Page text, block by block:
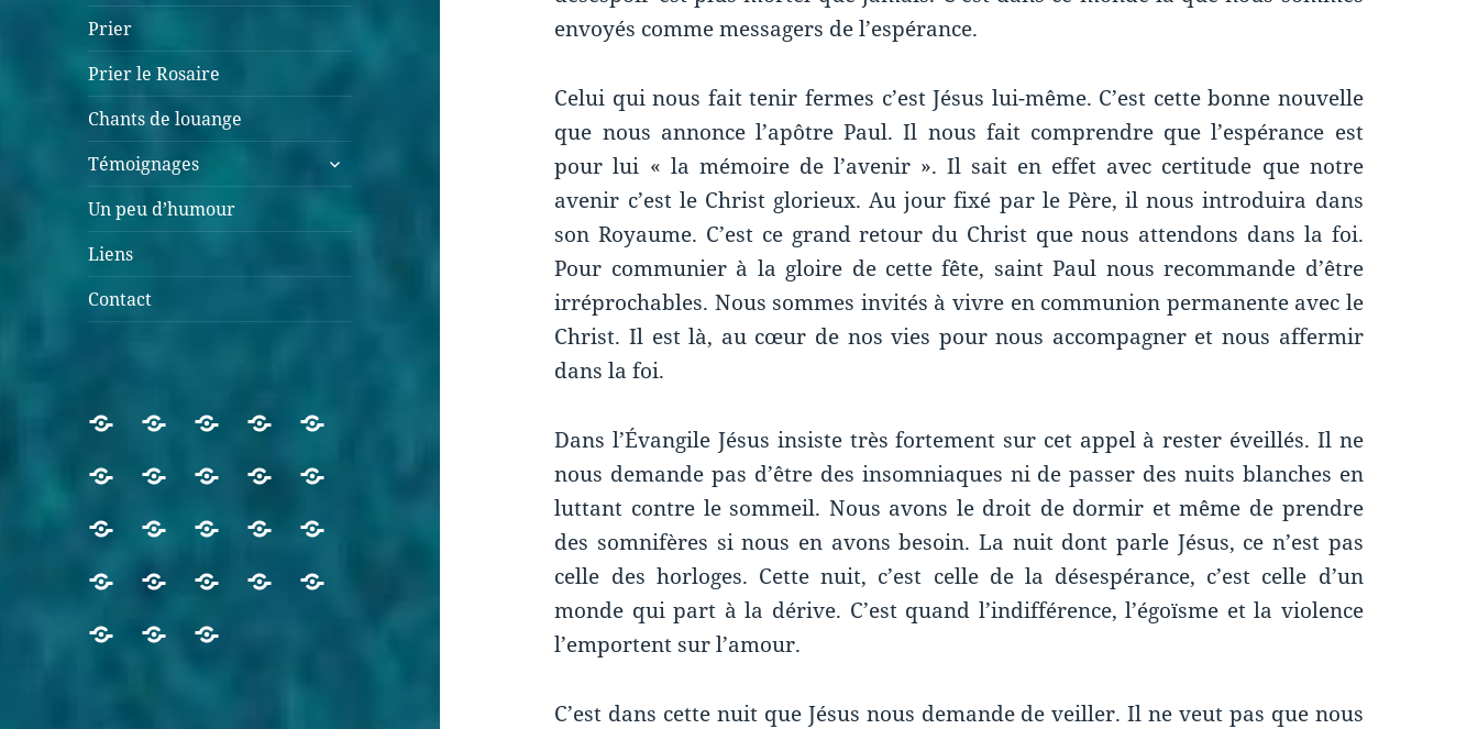
Prier
Prier le Rosaire
Chants de louange
Témoignages
Un peu d’humour
Liens
Contact
envoyés comme messagers de l’espérance.
Celui qui nous fait tenir fermes c’est Jésus lui-même. C’est cette bonne nouvelle
que nous annonce l’apôtre Paul. Il nous fait comprendre que l’espérance est
pour lui « la mémoire de l’avenir ». Il sait en effet avec certitude que notre
avenir c’est le Christ glorieux. Au jour fixé par le Père, il nous introduira dans
son Royaume. C’est ce grand retour du Christ que nous attendons dans la foi.
Pour communier à la gloire de cette fête, saint Paul nous recommande d’être
irréprochables. Nous sommes invités à vivre en communion permanente avec le
Christ. Il est là, au cœur de nos vies pour nous accompagner et nous affermir
dans la foi.
Dans l’Évangile Jésus insiste très fortement sur cet appel à rester éveillés. Il ne
nous demande pas d’être des insomniaques ni de passer des nuits blanches en
luttant contre le sommeil. Nous avons le droit de dormir et même de prendre
des somnifères si nous en avons besoin. La nuit dont parle Jésus, ce n’est pas
celle des horloges. Cette nuit, c’est celle de la désespérance, c’est celle d’un
monde qui part à la dérive. C’est quand l’indifférence, l’égoïsme et la violence
l’emportent sur l’amour.
C’est dans cette nuit que Jésus nous demande de veiller. Il ne veut pas que nous